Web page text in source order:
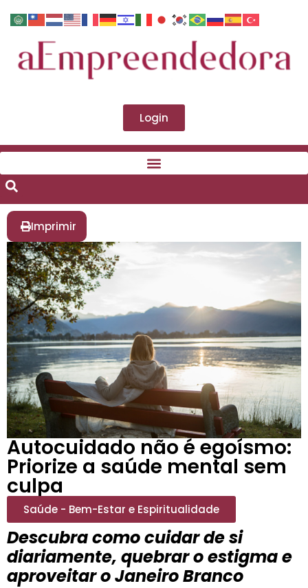
Login
Imprimir
Autocuidado não é egoísmo:
Priorize a saúde mental sem
culpa
Saúde - Bem-Estar e Espiritualidade
Descubra como cuidar de si
diariamente, quebrar o estigma e
aproveitar o Janeiro Branco